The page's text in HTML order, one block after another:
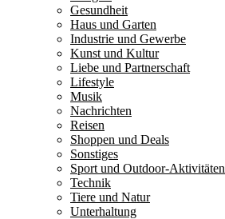
Gesundheit
Haus und Garten
Industrie und Gewerbe
Kunst und Kultur
Liebe und Partnerschaft
Lifestyle
Musik
Nachrichten
Reisen
Shoppen und Deals
Sonstiges
Sport und Outdoor-Aktivitäten
Technik
Tiere und Natur
Unterhaltung